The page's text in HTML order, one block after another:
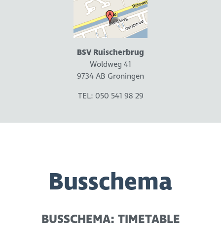
BSV Ruischerbrug
Woldweg 41
9734 AB Groningen
TEL: 050 541 98 29
Busschema
BUSSCHEMA: TIMETABLE